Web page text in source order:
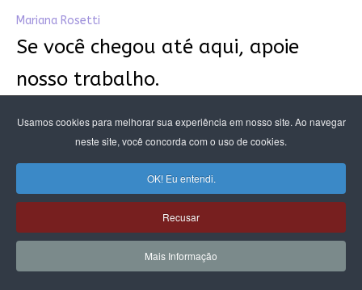
Usamos cookies para melhorar sua experiência em nosso site. Ao navegar
neste site, você concorda com o uso de cookies.
OK! Eu entendi.
Recusar
Mais Informação
Mariana Rosetti
Se você chegou até aqui, apoie
nosso trabalho.
produzindo o jornalismo urgente que fazemos, que revela,
com análises, dados e contexto, as questões críticas das
desigualdades de raça e de gênero no país.
Somos jornalistas, designers, cientistas de dados e
pesquisadoras que produzem informação de qualidade para
embasar discursos de mudança. São muitos padrões e
estereótipos que precisam ser desnaturalizados.